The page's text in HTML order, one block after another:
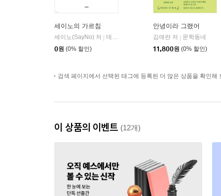
세이노의 가르침
세이노(SayNo) 저
데이원
0원 (0% 할인)
안녕이라 그랬어
김애란 저
문학동네
11,800원 (0% 할인)
검색 페이지에서 선택된 태그에 등록된 더 많은 상품을 확인해
이 상품의 이벤트 (12개)